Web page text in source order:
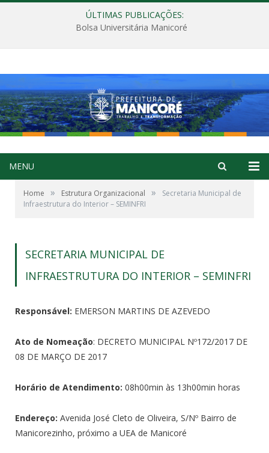
ÚLTIMAS PUBLICAÇÕES:
Bolsa Universitária Manicoré
MENU
Home » Estrutura Organizacional »
Secretaria Municipal de
Infraestrutura do Interior – SEMINFRI
SECRETARIA MUNICIPAL DE
INFRAESTRUTURA DO INTERIOR – SEMINFRI
Responsável: EMERSON MARTINS DE AZEVEDO
Ato de Nomeação: DECRETO MUNICIPAL Nº172/2017 DE
08 DE MARÇO DE 2017
Horário de Atendimento: 08h00min às 13h00min horas
Endereço: Avenida José Cleto de Oliveira, S/Nº Bairro de
Manicorezinho, próximo a UEA de Manicoré